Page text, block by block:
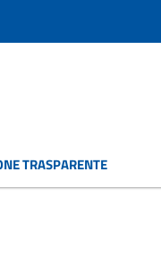
TRASPARENTE